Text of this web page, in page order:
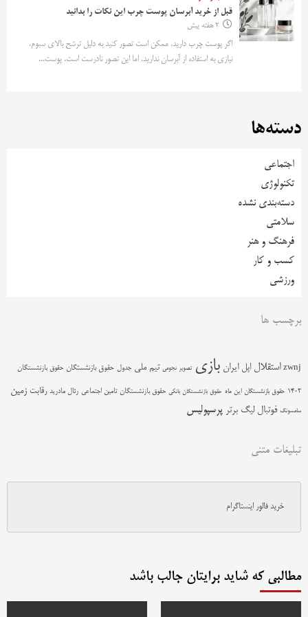
قبل از خرید آبرسان پوست چرب این نکات را بدانید
2 هفته پیش
اگر پوست چرب دارید، ممکن است تصور کنید به دلیل ترشح بالای سبوم،
نیازی به استفاده از آبرسان ندارید. اما این تصور نادرست است. پوست...
دسته‌ها
اجتماعی
تکنولوژی
دسته‌بندی نشده
سلامتی
فرهنگ و هنر
کسب و کار
ورزشی
برچسب ها
zwnj استقلال اپل ایران بازی تصویر نجومی تیم ملی جدول حقوق بازنشستگان حقوق بازنشستگان
1402 حقوق بازنشستگان این ماه حقوق بازنشستگان بانکی حقوق بازنشستگان تامین اجتماعی رئال مادرید رقابت زمین
سامسونگ فوتبال لیگ برتر پرسپولیس
تبلیغات متنی
خرید فالور اینستاگرام
مطالبی که شاید برایتان جالب باشد